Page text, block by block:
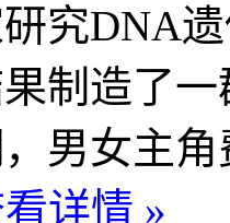
究DNA
制造了
男女主
详情 »